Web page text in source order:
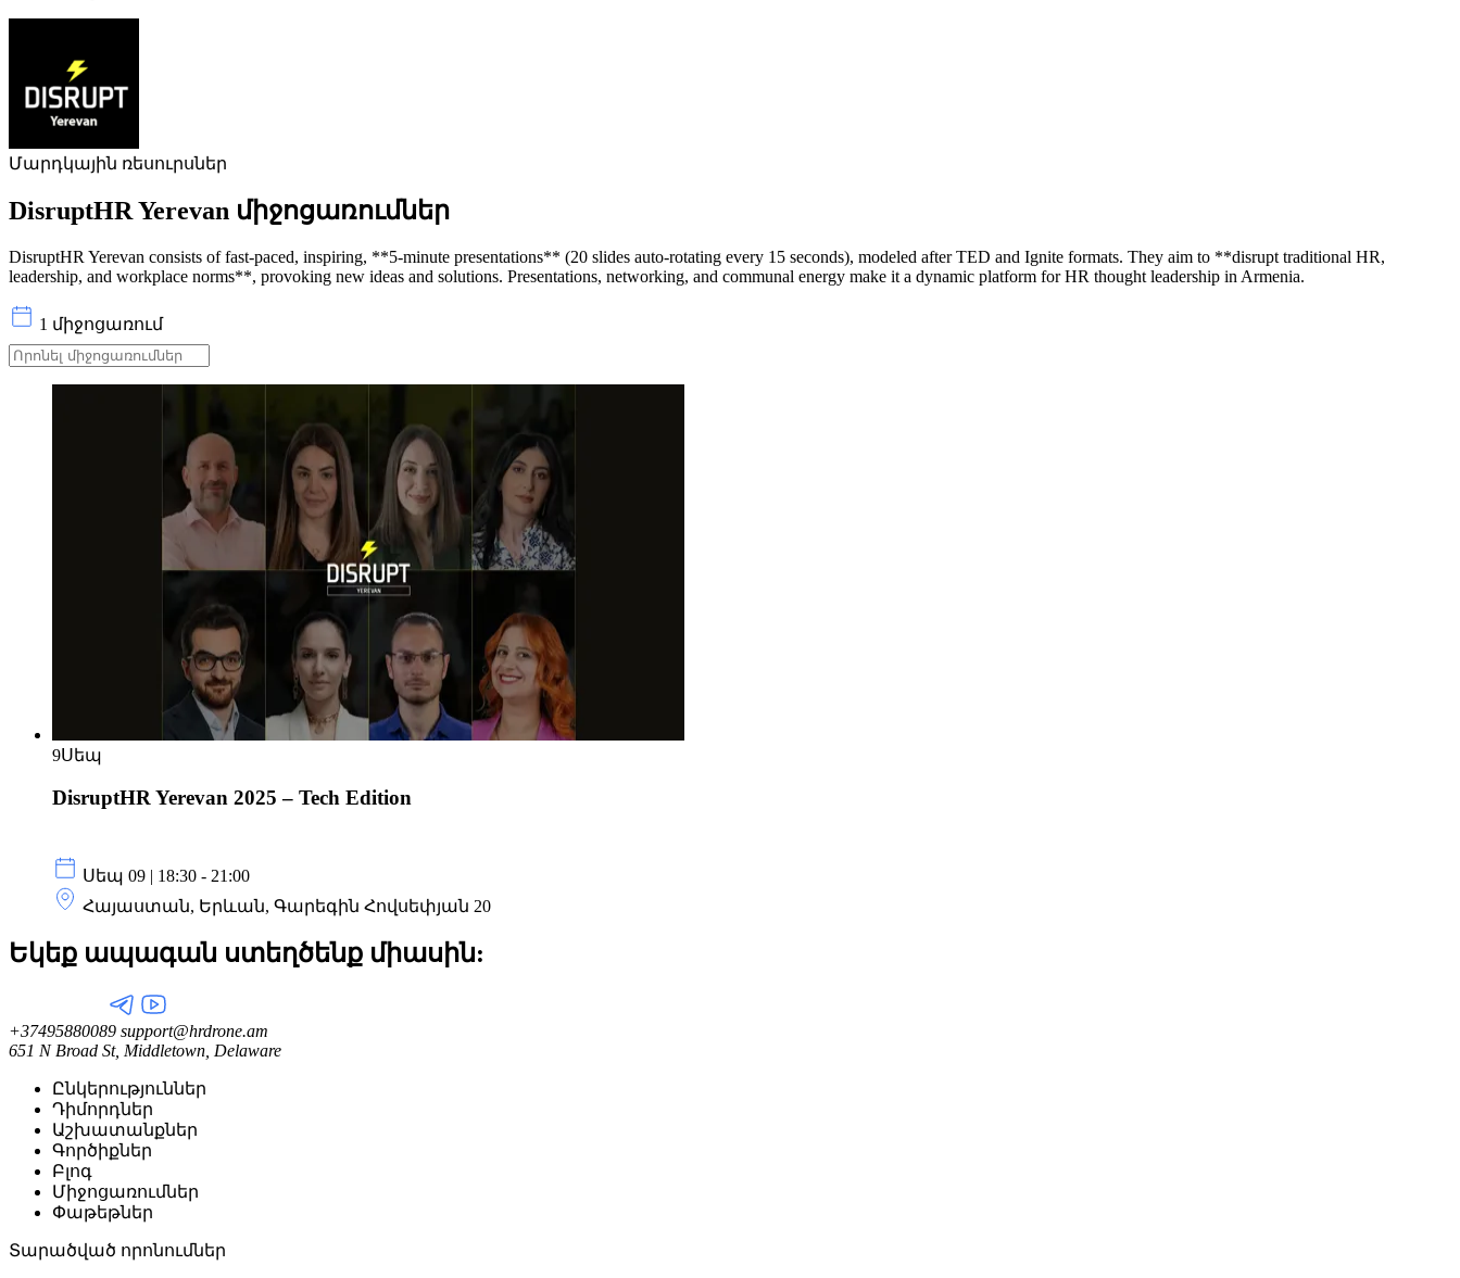
Մարդկային ռեսուրսներ
DisruptHR Yerevan միջոցառումներ
DisruptHR Yerevan consists of fast-paced, inspiring, **5-minute presentations** (20 slides auto-rotating every 15 seconds), modeled after TED and Ignite formats. They aim to **disrupt traditional HR,
leadership, and workplace norms**, provoking new ideas and solutions. Presentations, networking, and communal energy make it a dynamic platform for HR thought leadership in Armenia.
1 միջոցառում
9Սեպ
DisruptHR Yerevan 2025 – Tech Edition
Սեպ 09 | 18:30 - 21:00
Հայաստան, Երևան, Գարեգին Հովսեփյան 20
Եկեք ապագան ստեղծենք միասին:
+37495880089 support@hrdrone.am
651 N Broad St, Middletown, Delaware
Ընկերություններ
Դիմորդներ
Աշխատանքներ
Գործիքներ
Բլոգ
Միջոցառումներ
Փաթեթներ
Տարածված որոնումներ